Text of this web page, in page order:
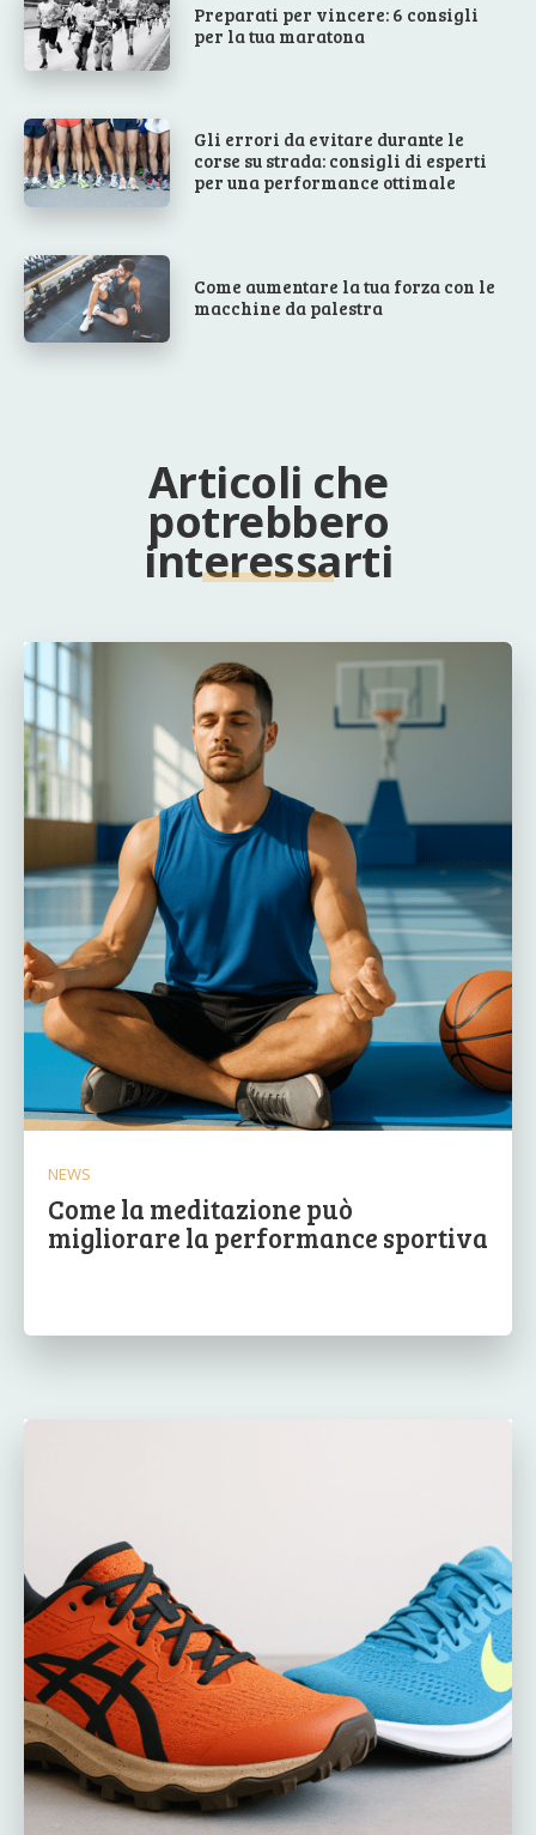
Preparati per vincere: 6 consigli
per la tua maratona
Gli errori da evitare durante le
corse su strada: consigli di esperti
per una performance ottimale
Come aumentare la tua forza con le
macchine da palestra
Articoli che
potrebbero
interessarti
NEWS
Come la meditazione può
migliorare la performance sportiva